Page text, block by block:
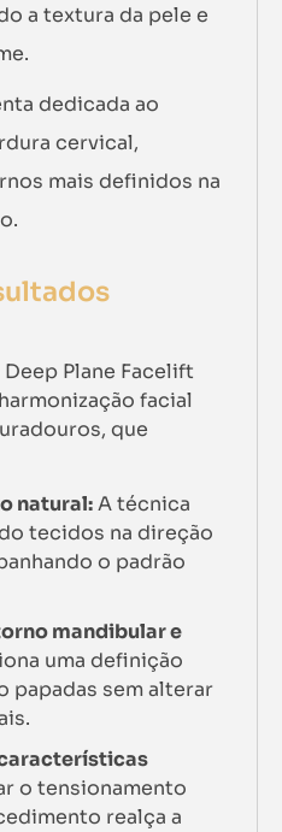
a textura da pele e
dedicada ao
cervical,
mais definidos na
Plane Facelift
facial
que
natural:A técnica
tecidos na direção
o padrão
mandibular e
uma definição
papadas sem alterar
o tensionamento
realça a